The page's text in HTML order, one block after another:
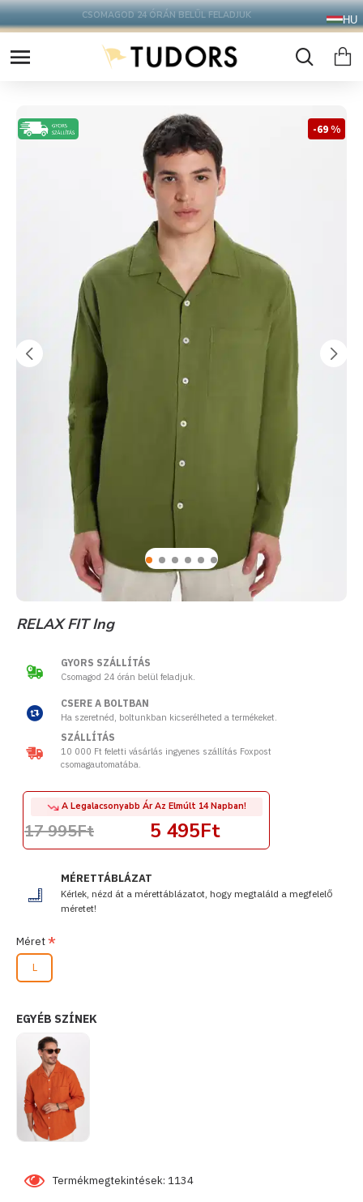
10.000 Ft FELETT INGYENES SZÁLLÍTÁS
FOXPOST CSOMAGAUTOMATÁBA !
HU
-69 %
RELAX FIT Ing
MÉRETTÁBLÁZAT
Kérlek, nézd át a mérettáblázatot, hogy megtaláld a megfelelő
méretet!
Termékmegtekintések: 1134
5 495Ft
A Legalacsonyabb Ár Az Elmúlt 14 Napban!
17 995Ft
Méret
L
EGYÉB SZÍNEK
GYORS SZÁLLÍTÁS
Csomagod 24 órán belül feladjuk.
CSERE A BOLTBAN
Ha szeretnéd, boltunkban kicserélheted a termékeket.
SZÁLLÍTÁS
10 000 Ft feletti vásárlás ingyenes szállítás Foxpost
csomagautomatába.